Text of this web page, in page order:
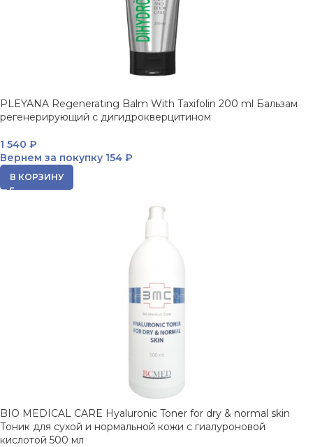
PLEYANA Regenerating Balm With Taxifolin 200 ml Бальзам
регенерирующий с дигидрокверцитином
1 540 ₽
Вернем за покупку 154 ₽
В КОРЗИНУ
BIO MEDICAL CARE Hyaluronic Toner for dry & normal skin
Тоник для сухой и нормальной кожи с гиалуроновой
кислотой 500 мл